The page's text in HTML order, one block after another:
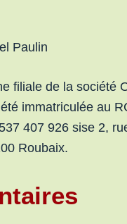
Paulin
filiale de la société
immatriculée au
407 926 sise 2,
Roubaix.